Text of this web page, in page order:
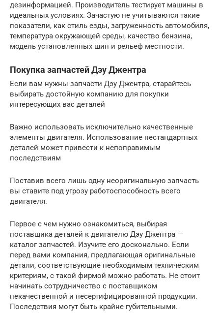
дезинформацией. Производитель тестирует машины в
идеальных условиях. Зачастую не учитываются такие
показатели, как стиль езды, загруженность автомобиля,
температура окружающей среды, качество бензина,
модель установленных шин и рельеф местности.
Покупка запчастей Дэу Джентра
Если вам нужны запчасти Дэу Джентра, старайтесь
выбирать достойную компанию для покупки
интересующих вас деталей
Важно использовать исключительно качественные
элементы двигателя. Использование нестандартных
деталей может привести к непоправимым
последствиям
Поставив всего лишь одну неоригинальную запчасть
вы ставите под угрозу работоспособность всего
двигателя.
Первое с чем нужно ознакомиться, выбирая
поставщика деталей к двигателю Дэу Джентра —
каталог запчастей. Изучите его досконально. Если
перед вами компания, предлагающая оригинальные
детали, соответствующие необходимым техническим
критериям, с такой фирмой можно работать. Не стоит
начинать сотрудничество с поставщиком
некачественной и несертифицированной продукции.
Последствия могут быть крайне губительными.